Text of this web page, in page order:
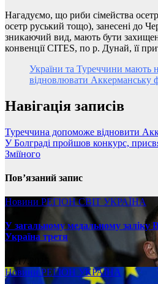
Нагадуємо, що риби сімейства
осетр руський тощо), занесені до
зникаючий вид, мають бути
конвенції CITES, по р. Дунай, її
України та Туреччини мають
відновлювати Аккерманську
Навігація записів
Туреччина допоможе відновити
У Болграді пройшов конкурс,
Зміїного
Пов’язаний запис
Новини РЕГІОНСВІТ УКРАЇНА
У загальному медальному заліку
Україна третя
08.17.2025
НовиниРЕГІОН УКРАЇНА